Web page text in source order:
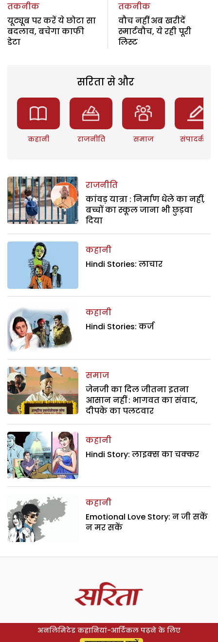
तकनीक
यूट्यूब पर करें ये छोटा सा
बदलाव, बचेगा काफी
डेटा
तकनीक
वौच नहीं अब खरीदें
स्मार्टवौच, ये रही पूरी
लिस्ट
सरिता से और
कहानी राजनीति समाज संपादकीय
राजनीति
कांवड़ यात्रा : निर्माण धेले का नहीं,
बच्चों का स्कूल जाना भी छुड़वा
दिया
कहानी
Hindi Stories: लाचार
कहानी
Hindi Stories: कर्ज
समाज
जेनजी का दिल जीतना इतना
आसान नहीं : भागवत का संवाद,
दीपके का पलटवार
कहानी
Hindi Story: लाइक्स का चक्कर
कहानी
Emotional Love Story: न जी सकें
न मर सकें
अनलिमिटेड कहानियां-आर्टिकल पढ़ने के लिए